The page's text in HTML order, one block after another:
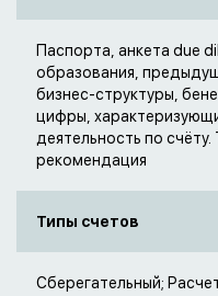
Паспорта, анкета due
образования,
бизнес-структуры,
цифры,
деятельность по
рекомендация
Типы счетов
Сберегательный;